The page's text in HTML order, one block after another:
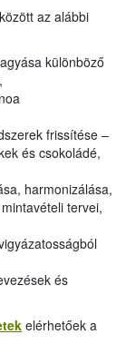
az alábbi
különböző
frissítése –
és csokoládé,
harmonizálása,
tervei,
és
elérhetőek a